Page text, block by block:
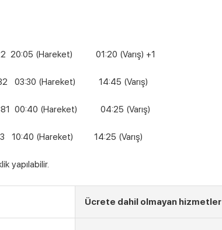
(Hareket) 01:20 (Varış) +1
(Hareket) 14:45 (Varış)
(Hareket) 04:25 (Varış)
14:25 (Varış)
yapılabilir.
Ücrete dahil olmayan hizmetler